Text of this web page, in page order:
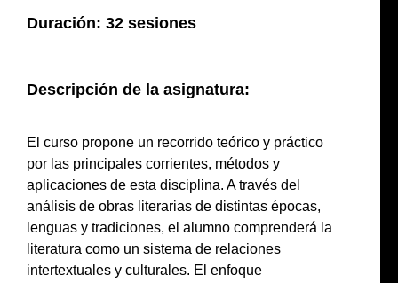
Duración: 32 sesiones
Descripción de la asignatura:
El curso propone un recorrido teórico y práctico
por las principales corrientes, métodos y
aplicaciones de esta disciplina. A través del
análisis de obras literarias de distintas épocas,
lenguas y tradiciones, el alumno comprenderá la
literatura como un sistema de relaciones
intertextuales y culturales. El enfoque